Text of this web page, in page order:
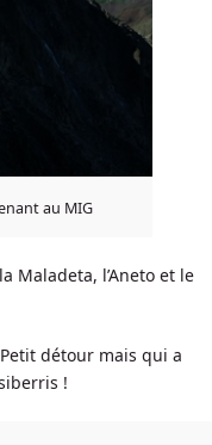
au MIG
Maladeta, l’Aneto et le
détour mais qui a
!